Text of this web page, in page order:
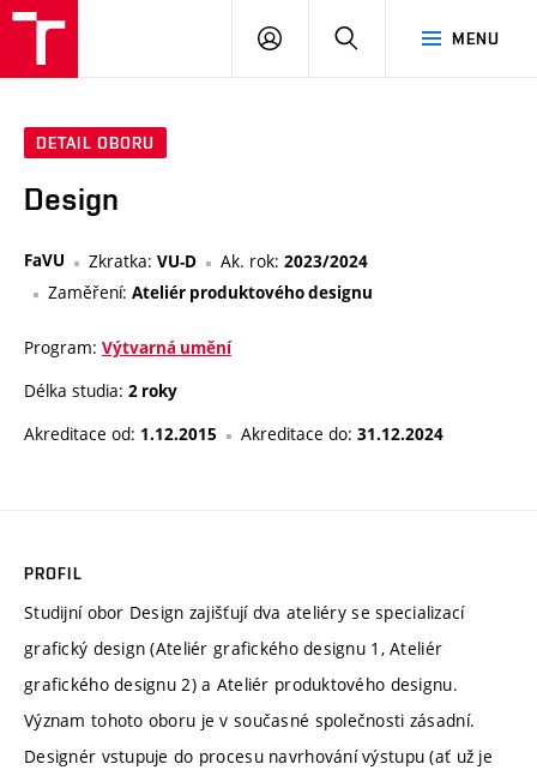
MENU
PŘIHLÁSIT
DETAIL OBORU
Design
FaVU Zkratka: VU-D Ak. rok: 2023/2024
Zaměření: Ateliér produktového designu
Program: Výtvarná umění
Délka studia: 2 roky
Akreditace od: 1.12.2015 Akreditace do: 31.12.2024
PROFIL
Studijní obor Design zajišťují dva ateliéry se specializací
grafický design (Ateliér grafického designu 1, Ateliér
grafického designu 2) a Ateliér produktového designu.
Význam tohoto oboru je v současné společnosti zásadní.
Designér vstupuje do procesu navrhování výstupu (ať už je